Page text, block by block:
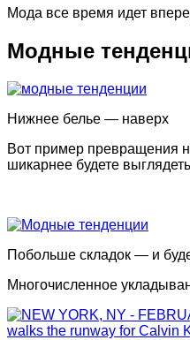
Мода все время идет
Модные
Нижнее белье — наверх
Вот пример превращения
шикарнее будете
Побольше складок — и
Многочисленное